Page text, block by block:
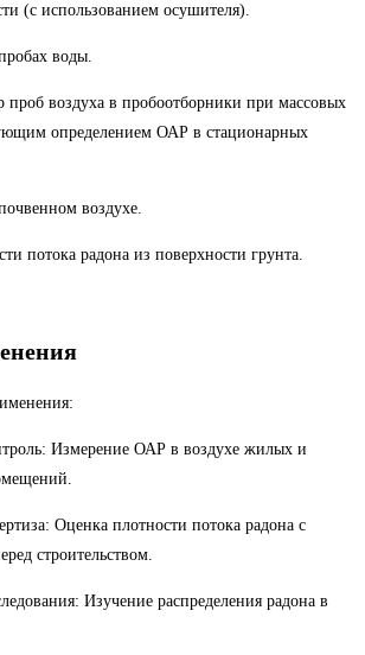
(с использованием осушителя).
воды.
проб воздуха в пробоотборники при массовых
определением ОАР в стационарных
воздухе.
потока радона из поверхности грунта.
Измерение ОАР в воздухе жилых и
Оценка плотности потока радона с
строительством.
Изучение распределения радона в